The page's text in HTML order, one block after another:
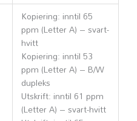
Kopiering: inntil 65
ppm (Letter A) – svart-
hvitt
Kopiering: inntil 53
ppm (Letter A) – B/W
dupleks
Utskrift: inntil 61 ppm
(Letter A) – svart-hvitt